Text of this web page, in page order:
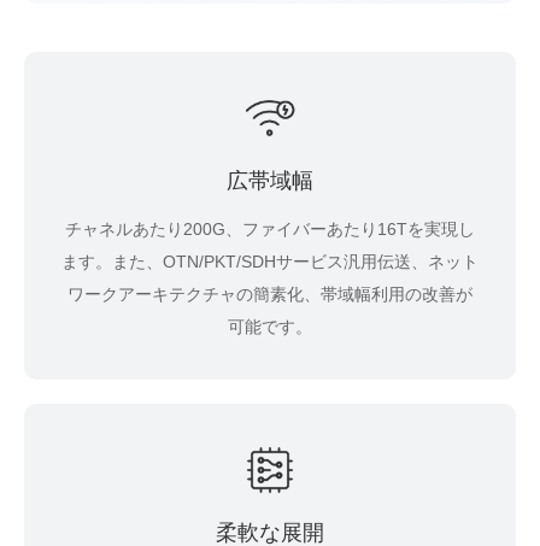
広帯域幅
チャネルあたり200G、ファイバーあたり16Tを実現し
ます。また、OTN/PKT/SDHサービス汎用伝送、ネット
ワークアーキテクチャの簡素化、帯域幅利用の改善が
可能です。
柔軟な展開